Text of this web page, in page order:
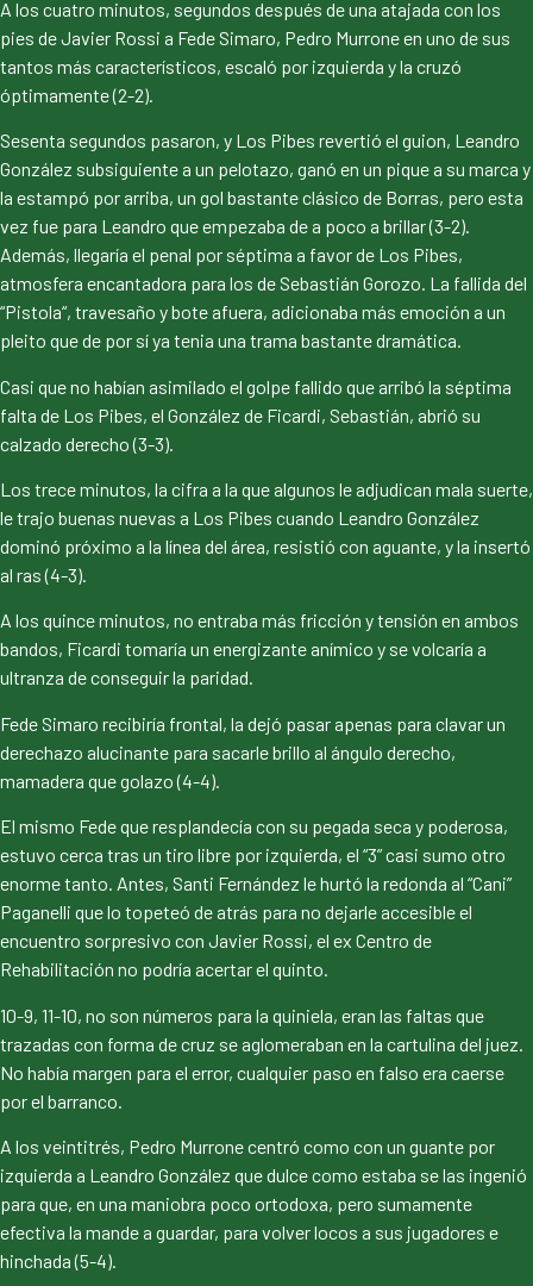
A los cuatro minutos, segundos después de una atajada con los
pies de Javier Rossi a Fede Simaro, Pedro Murrone en uno de sus
tantos más característicos, escaló por izquierda y la cruzó
óptimamente (2-2).
Sesenta segundos pasaron, y Los Pibes revertió el guion, Leandro
González subsiguiente a un pelotazo, ganó en un pique a su marca y
la estampó por arriba, un gol bastante clásico de Borras, pero esta
vez fue para Leandro que empezaba de a poco a brillar (3-2).
Además, llegaría el penal por séptima a favor de Los Pibes,
atmosfera encantadora para los de Sebastián Gorozo. La fallida del
“Pistola“, travesaño y bote afuera, adicionaba más emoción a un
pleito que de por sí ya tenia una trama bastante dramática.
Casi que no habían asimilado el golpe fallido que arribó la séptima
falta de Los Pibes, el González de Ficardi, Sebastián, abrió su
calzado derecho (3-3).
Los trece minutos, la cifra a la que algunos le adjudican mala suerte,
le trajo buenas nuevas a Los Pibes cuando Leandro González
dominó próximo a la línea del área, resistió con aguante, y la insertó
al ras (4-3).
A los quince minutos, no entraba más fricción y tensión en ambos
bandos, Ficardi tomaría un energizante anímico y se volcaría a
ultranza de conseguir la paridad.
Fede Simaro recibiría frontal, la dejó pasar apenas para clavar un
derechazo alucinante para sacarle brillo al ángulo derecho,
mamadera que golazo (4-4).
El mismo Fede que resplandecía con su pegada seca y poderosa,
estuvo cerca tras un tiro libre por izquierda, el “3” casi sumo otro
enorme tanto. Antes, Santi Fernández le hurtó la redonda al “Cani”
Paganelli que lo topeteó de atrás para no dejarle accesible el
encuentro sorpresivo con Javier Rossi, el ex Centro de
Rehabilitación no podría acertar el quinto.
10-9, 11-10, no son números para la quiniela, eran las faltas que
trazadas con forma de cruz se aglomeraban en la cartulina del juez.
No había margen para el error, cualquier paso en falso era caerse
por el barranco.
A los veintitrés, Pedro Murrone centró como con un guante por
izquierda a Leandro González que dulce como estaba se las ingenió
para que, en una maniobra poco ortodoxa, pero sumamente
efectiva la mande a guardar, para volver locos a sus jugadores e
hinchada (5-4).